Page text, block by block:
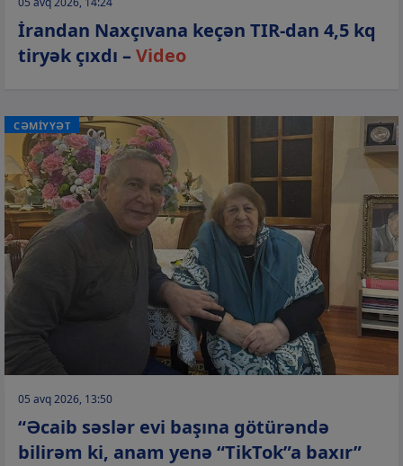
İrandan Naxçıvana keçən TIR-dan 4,5 kq
tiryək çıxdı –Video
CƏMİYYƏT
05 avq 2026, 13:50
“Əcaib səslər evi başına götürəndə
bilirəm ki, anam yenə “TikTok”a baxır”